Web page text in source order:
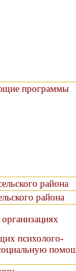
программы
района
района
психолого-